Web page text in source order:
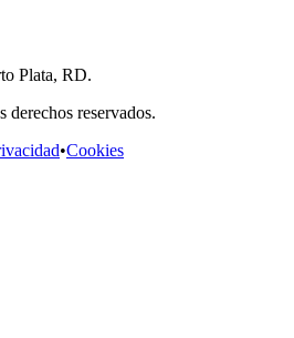
Plata, RD.
reservados.
•Cookies